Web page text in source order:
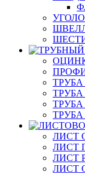
ТРУБА
ЛИСТ
ЛИСТ
ЛИСТ
ЛИСТ